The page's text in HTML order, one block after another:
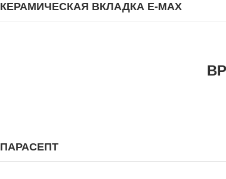
КЕРАМИЧЕСКАЯ ВКЛАДКА E-MAX
ПАРАСЕПТ